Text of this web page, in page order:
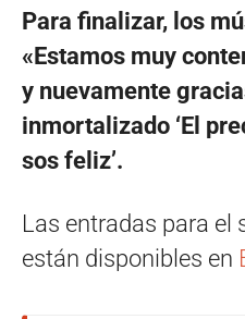
Para finalizar, los
«Estamos muy
y nuevamente
inmortalizado ‘El
sos feliz’.
Las entradas para el
están disponibles en